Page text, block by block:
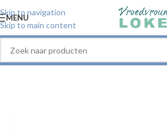
Skip to navigation
Skip to main content
MENU